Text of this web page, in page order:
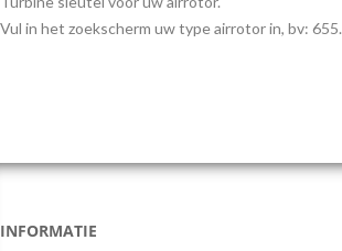
Vul in het zoekscherm uw type airrotor in, bv: 655.
INFORMATIE